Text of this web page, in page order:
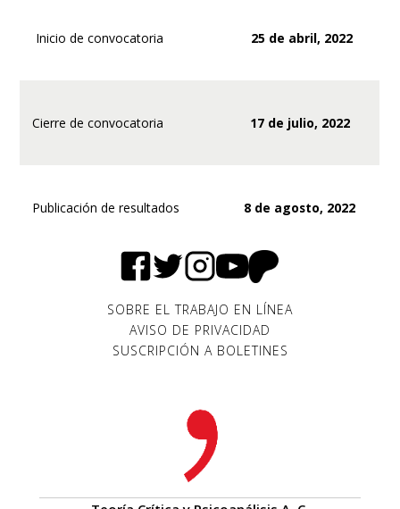
Inicio de convocatoria 25 de abril, 2022
Cierre de convocatoria 17 de julio, 2022
Publicación de resultados 8 de agosto, 2022
SOBRE EL TRABAJO EN LÍNEA
AVISO DE PRIVACIDAD
SUSCRIPCIÓN A BOLETINES